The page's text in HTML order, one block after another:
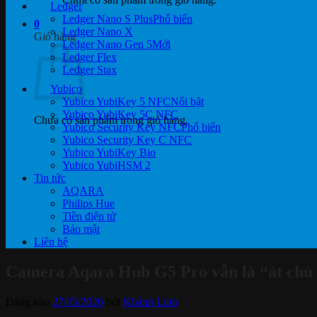
0
Giỏ hàng
Chưa có sản phẩm trong giỏ hàng.
Ledger
Ledger Nano S Plus
Ledger Nano X
Ledger Nano Gen 5
Ledger Flex
Ledger Stax
Yubico
Yubico YubiKey 5 NFC
Yubico YubiKey 5C NFC
Yubico Security Key NFC
Yubico Security Key C NFC
Yubico YubiKey Bio
Yubico YubiHSM 2
Tin tức
AQARA
Philips Hue
Tiền điện tử
Bảo mật
Liên hệ
27/05/2026 Khánh Linh